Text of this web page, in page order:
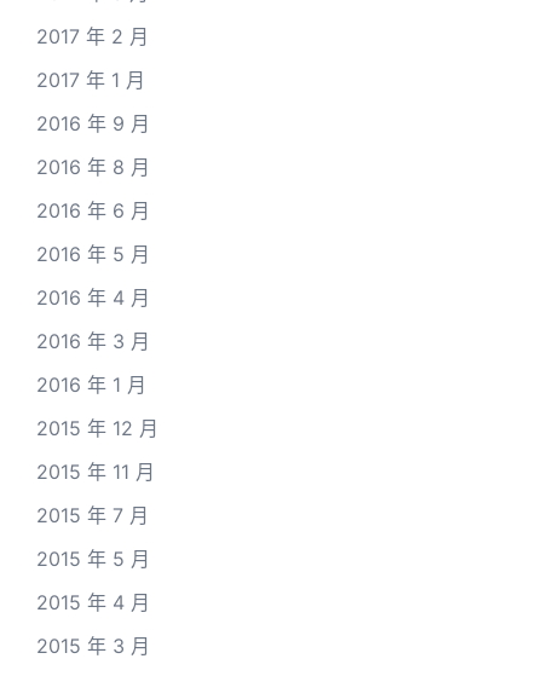
2017 年 2 月
2017 年 1 月
2016 年 9 月
2016 年 8 月
2016 年 6 月
2016 年 5 月
2016 年 4 月
2016 年 3 月
2016 年 1 月
2015 年 12 月
2015 年 11 月
2015 年 7 月
2015 年 5 月
2015 年 4 月
2015 年 3 月